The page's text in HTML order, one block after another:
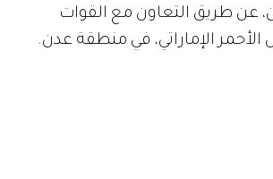
عن طريق التعاون مع القوات
الأحمر الإماراتي، في منطقة عدن.